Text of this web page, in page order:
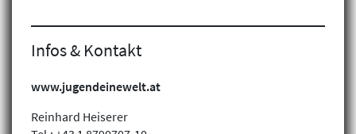
Infos & Kontakt
www.jugendeinewelt.at
Reinhard Heiserer